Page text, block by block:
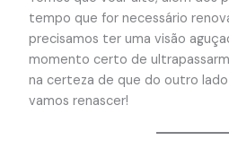
tempo que for necessário
precisamos ter uma visão
momento certo de
na certeza de que do outro
vamos renascer!